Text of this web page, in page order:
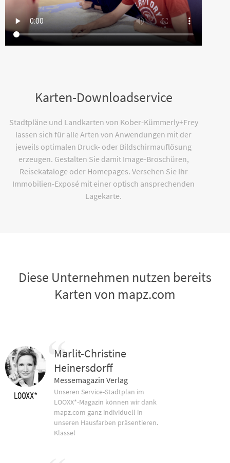
Karten-Downloadservice
Stadtpläne und Landkarten von Kober-Kümmerly+Frey
lassen sich für alle Arten von Anwendungen mit der
jeweils optimalen Druck- oder Bildschirmauflösung
erzeugen. Gestalten Sie damit Image-Broschüren,
Reisekataloge oder Homepages. Versehen Sie Ihr
Immobilien-Exposé mit einer optisch ansprechenden
Lagekarte.
Diese Unternehmen nutzen bereits
Karten von mapz.com
Marlit-Christine
Heinersdorff
Messemagazin Verlag
Unseren Service-Stadtplan im
LOOXX*-Magazin können wir dank
mapz.com ganz individuell in
unseren Hausfarben präsentieren.
Klasse!